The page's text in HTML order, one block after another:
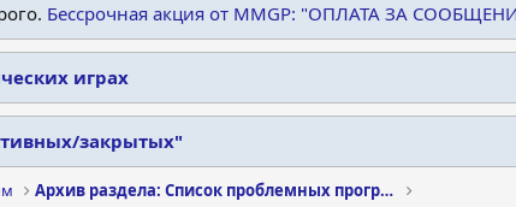
Бессрочная акция от MMGP: "ОПЛАТА ЗА
играх
закрытых"
Архив раздела: Список проблемных программ